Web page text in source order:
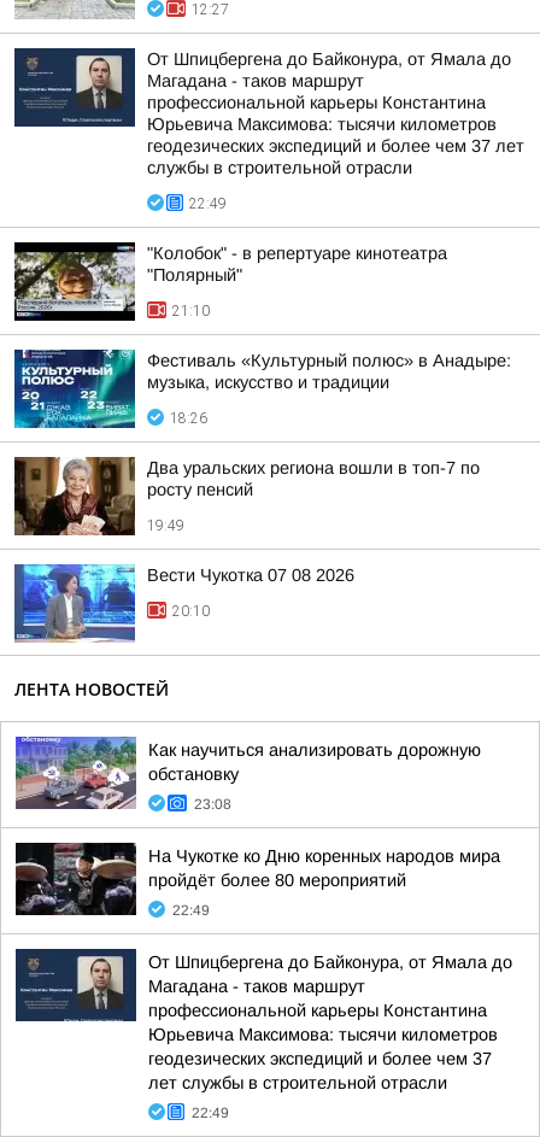
12:27
От Шпицбергена до Байконура, от Ямала до
Магадана - таков маршрут
профессиональной карьеры Константина
Юрьевича Максимова: тысячи километров
геодезических экспедиций и более чем 37 лет
службы в строительной отрасли
22:49
"Колобок" - в репертуаре кинотеатра
"Полярный"
21:10
Фестиваль «Культурный полюс» в Анадыре:
музыка, искусство и традиции
18:26
Два уральских региона вошли в топ-7 по
росту пенсий
19:49
Вести Чукотка 07 08 2026
20:10
ЛЕНТА НОВОСТЕЙ
Как научиться анализировать дорожную
обстановку
23:08
На Чукотке ко Дню коренных народов мира
пройдёт более 80 мероприятий
22:49
От Шпицбергена до Байконура, от Ямала до
Магадана - таков маршрут
профессиональной карьеры Константина
Юрьевича Максимова: тысячи километров
геодезических экспедиций и более чем 37
лет службы в строительной отрасли
22:49